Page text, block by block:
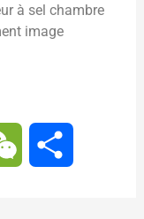
à sel chambre
image
W